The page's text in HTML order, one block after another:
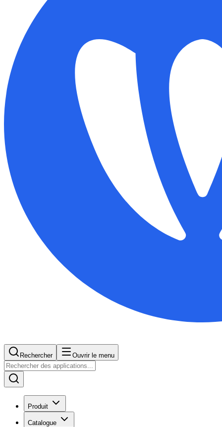
Rechercher Ouvrir le menu
Produit
Catalogue